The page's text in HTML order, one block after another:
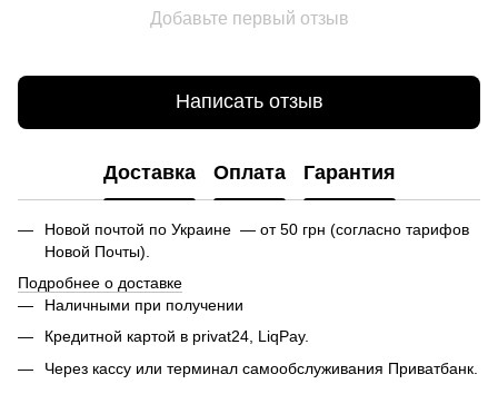
Добавьте первый отзыв
Написать отзыв
Доставка Оплата Гарантия
Новой почтой по Украине — от 50 грн (согласно тарифов
Новой Почты).
Подробнее о доставке
Наличными при получении
Кредитной картой в privat24, LiqPay.
Через кассу или терминал самообслуживания Приватбанк.